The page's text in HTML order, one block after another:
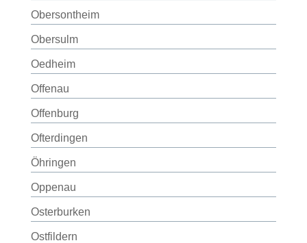
Obersontheim
Obersulm
Oedheim
Offenau
Offenburg
Ofterdingen
Öhringen
Oppenau
Osterburken
Ostfildern